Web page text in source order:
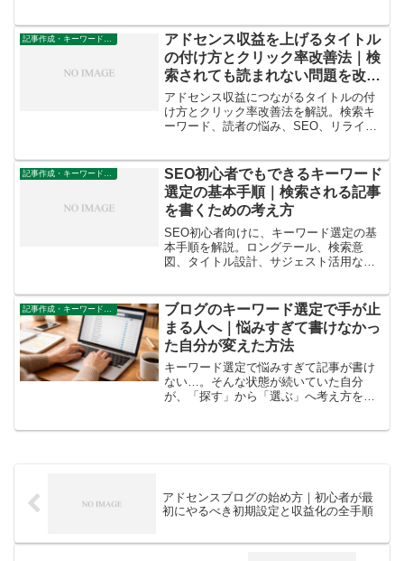
記事作成・キーワード設計
アドセンス収益を上げるタイトル
の付け方とクリック率改善法｜検
索されても読まれない問題を改善
する考え方
アドセンス収益につながるタイトルの付
け方とクリック率改善法を解説。検索キ
ーワード、読者の悩み、SEO、リライト
記事作成・キーワード設計
SEO初心者でもできるキーワード
選定の基本手順｜検索される記事
を書くための考え方
SEO初心者向けに、キーワード選定の基
本手順を解説。ロングテール、検索意
図、タイトル設計、サジェスト活用な
ブログのキーワード選定で手が止
まる人へ｜悩みすぎて書けなかっ
た自分が変えた方法
キーワード選定で悩みすぎて記事が書け
ない…。そんな状態が続いていた自分
が、「探す」から「選ぶ」へ考え方を変
アドセンスブログの始め方｜初心者が最
初にやるべき初期設定と収益化の全手順